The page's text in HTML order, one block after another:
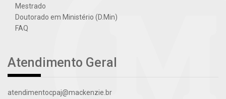
Mestrado
Doutorado em Ministério (D.Min)
FAQ
Atendimento Geral
atendimentocpaj@mackenzie.br